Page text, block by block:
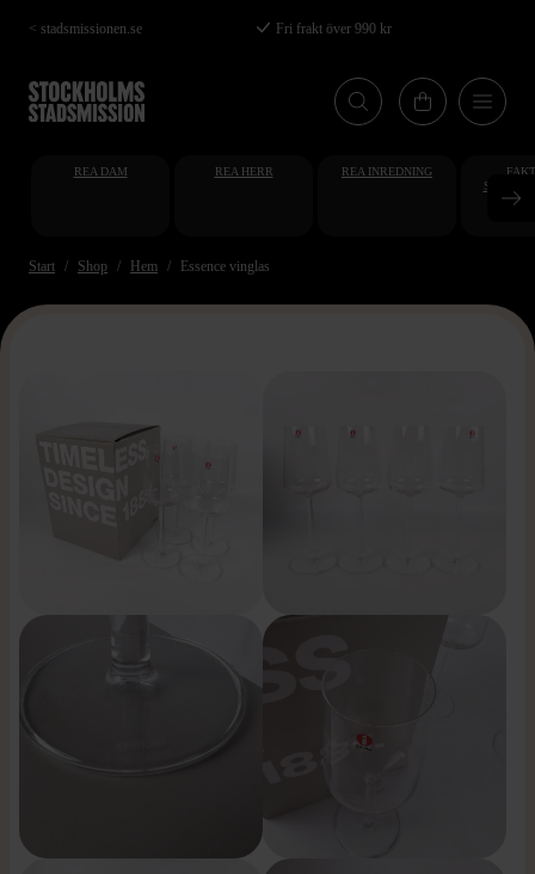
Hoppa
till
huvudinnehåll
< stadsmissionen.se Fri frakt över 990 kr
REA DAM REA HERR REA INREDNING
Start Shop Hem Essence vinglas